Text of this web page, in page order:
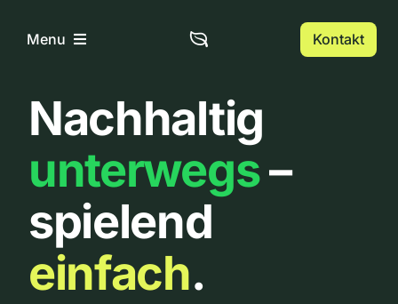
InhaltMenu
Home
Über uns
Urbanlist
Kontakt
Nachhaltig
unterwegs–
spielend
einfach.